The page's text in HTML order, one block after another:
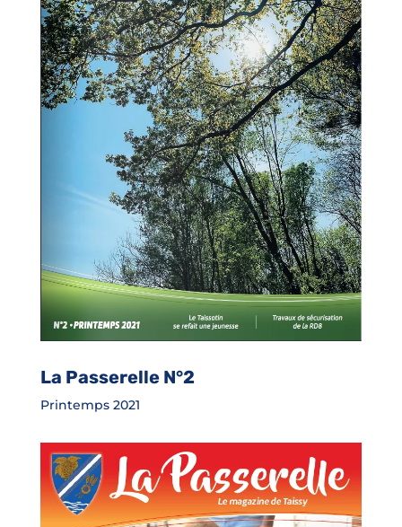
La Passerelle N°2
Printemps 2021